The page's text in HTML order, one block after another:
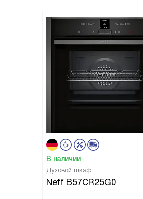
В наличии
Духовой шкаф
Neff B57CR25G0